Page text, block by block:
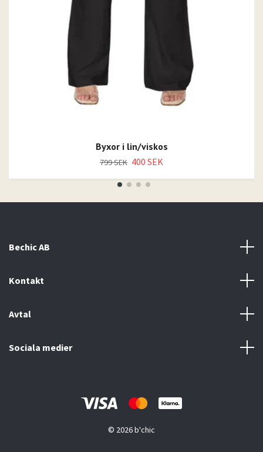
Byxor i lin/viskos
799 SEK 400 SEK
Bechic AB
Kontakt
Avtal
Sociala medier
© 2026 b'chic